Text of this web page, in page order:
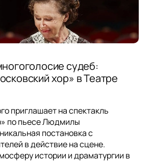
судеб:
хор» в Театре
приглашает на спектакль
по пьесе Людмилы
постановка с
в действие на сцене.
истории и драматургии в